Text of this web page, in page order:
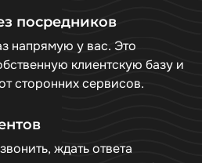
посредников
напрямую у вас. Это
клиентскую базу и
сторонних сервисов.
ждать ответа